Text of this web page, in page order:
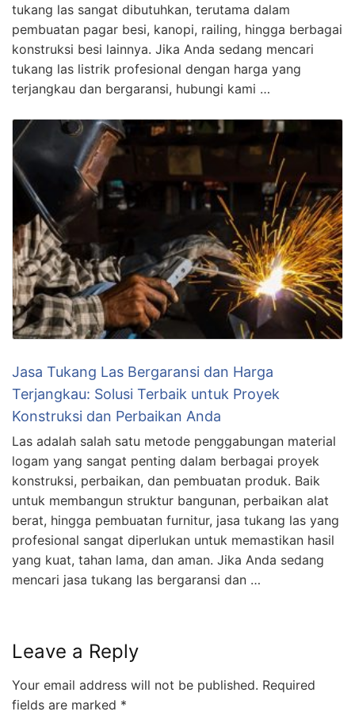
tukang las sangat dibutuhkan, terutama dalam
pembuatan pagar besi, kanopi, railing, hingga berbagai
konstruksi besi lainnya. Jika Anda sedang mencari
tukang las listrik profesional dengan harga yang
terjangkau dan bergaransi, hubungi kami …
Jasa Tukang Las Bergaransi dan Harga
Terjangkau: Solusi Terbaik untuk Proyek
Konstruksi dan Perbaikan Anda
Las adalah salah satu metode penggabungan material
logam yang sangat penting dalam berbagai proyek
konstruksi, perbaikan, dan pembuatan produk. Baik
untuk membangun struktur bangunan, perbaikan alat
berat, hingga pembuatan furnitur, jasa tukang las yang
profesional sangat diperlukan untuk memastikan hasil
yang kuat, tahan lama, dan aman. Jika Anda sedang
mencari jasa tukang las bergaransi dan …
Leave a Reply
Your email address will not be published. Required
fields are marked *